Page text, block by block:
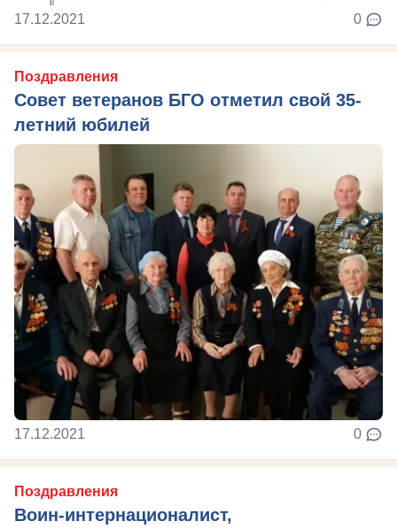
17.12.2021 0
Поздравления
Совет ветеранов БГО отметил свой 35-
летний юбилей
17.12.2021 0
Поздравления
Воин-интернационалист,